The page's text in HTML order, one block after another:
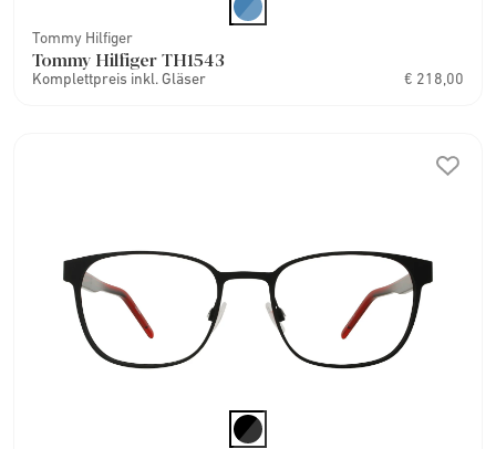
Tommy Hilfiger
Tommy Hilfiger TH1543
Komplettpreis inkl. Gläser € 218,00